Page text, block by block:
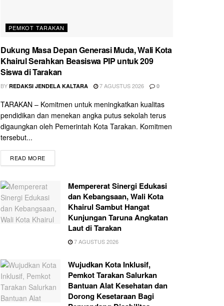
PEMKOT TARAKAN
Dukung Masa Depan Generasi Muda, Wali Kota
Khairul Serahkan Beasiswa PIP untuk 209
Siswa di Tarakan
BY REDAKSI JENDELA KALTARA 7 AGUSTUS 2026 0
TARAKAN – Komitmen untuk meningkatkan kualitas
pendidikan dan menekan angka putus sekolah terus
digaungkan oleh Pemerintah Kota Tarakan. Komitmen
tersebut...
READ MORE
Mempererat Sinergi Edukasi
dan Kebangsaan, Wali Kota
Khairul Sambut Hangat
Kunjungan Taruna Angkatan
Laut di Tarakan
7 AGUSTUS 2026
Wujudkan Kota Inklusif,
Pemkot Tarakan Salurkan
Bantuan Alat Kesehatan dan
Dorong Kesetaraan Bagi